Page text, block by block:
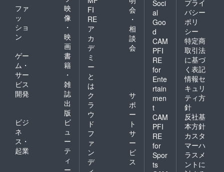
ファ
ッ
ショ
ン
映
像
・
映
画
ゲー
ム・
サー
ビス
開発
書
籍
・
雑
誌
出
版
ビジ
ネ
ス・
起業
ビ
ュ
ー
テ
ィ
ー
FI
RE
ア
カ
デ
ミ
ー
と
は
会
・
相
談
会
ク
ラ
ウ
ド
フ
ァ
ン
デ
サ
ポ
ー
ト
サ
ー
ビ
ス
Soci
al
Goo
d
CAM
PFI
RE
for
Ente
rtain
men
t
CAM
PFI
RE
for
Spor
ts
プライ
バシー
ポリ
シー
特定商
取引法
に基づ
く表記
情報セ
キュリ
ティ方
針
反社基
本方針
カスタ
マーハ
ラスメ
ントに